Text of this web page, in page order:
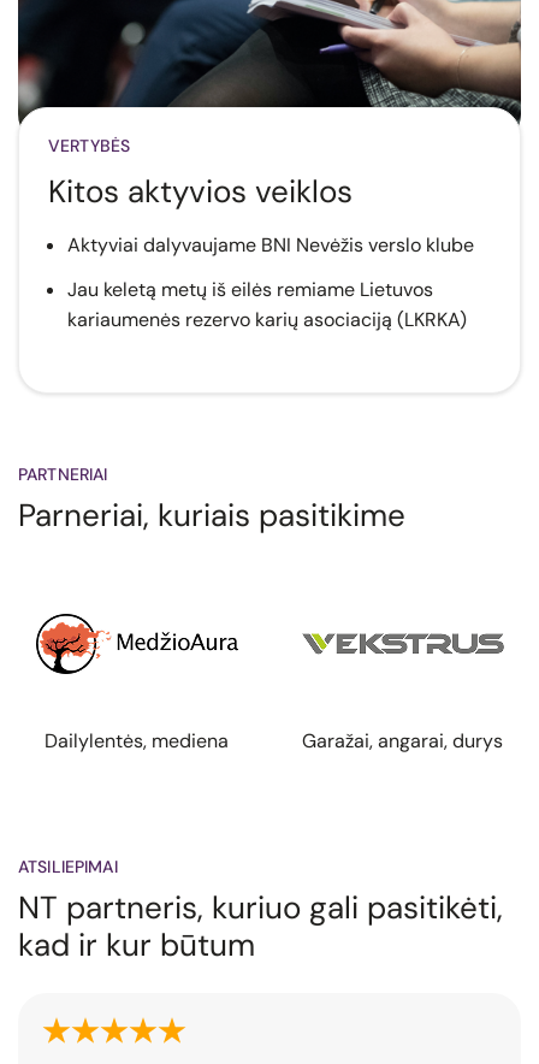
VERTYBĖS
Kitos aktyvios veiklos
Aktyviai dalyvaujame BNI Nevėžis verslo klube
Jau keletą metų iš eilės remiame Lietuvos
kariaumenės rezervo karių asociaciją (LKRKA)
PARTNERIAI
Parneriai, kuriais pasitikime
Garažai, angarai, durys SIP namų gamyba
ATSILIEPIMAI
NT partneris, kuriuo gali pasitikėti,
kad ir kur būtum